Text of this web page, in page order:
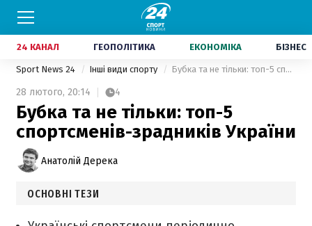
24 КАНАЛ ГЕОПОЛІТИКА ЕКОНОМІКА БІЗНЕС
Sport News 24 Інші види спорту Бубка та не тільки: топ-5 спортсменів-зрадників України
28 лютого, 20:14 4
Бубка та не тільки: топ-5
спортсменів-зрадників України
Анатолій Дерека
ОСНОВНІ ТЕЗИ